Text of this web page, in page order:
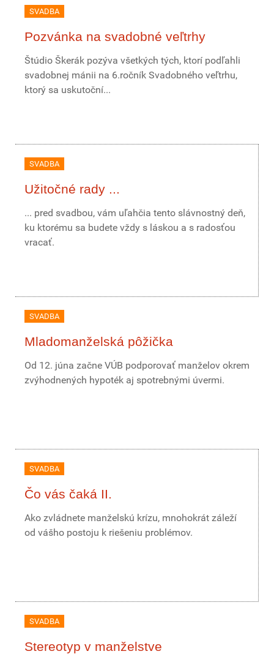
SVADBA
Pozvánka na svadobné veľtrhy
Štúdio Škerák pozýva všetkých tých, ktorí podľahli
svadobnej mánii na 6.ročník Svadobného veľtrhu,
ktorý sa uskutoční...
SVADBA
Užitočné rady ...
... pred svadbou, vám uľahčia tento slávnostný deň,
ku ktorému sa budete vždy s láskou a s radosťou
vracať.
SVADBA
Mladomanželská pôžička
Od 12. júna začne VÚB podporovať manželov okrem
zvýhodnených hypoték aj spotrebnými úvermi.
SVADBA
Čo vás čaká II.
Ako zvládnete manželskú krízu, mnohokrát záleží
od vášho postoju k riešeniu problémov.
SVADBA
Stereotyp v manželstve